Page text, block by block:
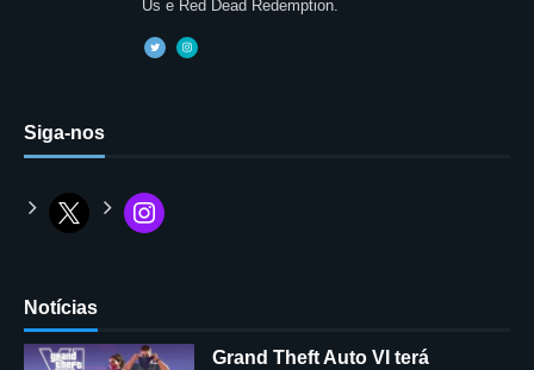
Us e Red Dead Redemption.
Siga-nos
Notícias
Grand Theft Auto VI terá